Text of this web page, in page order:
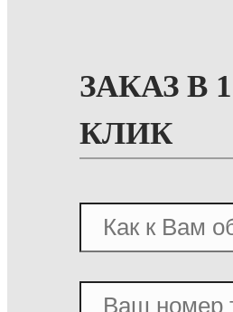
ЗАКАЗ В 1
КЛИК